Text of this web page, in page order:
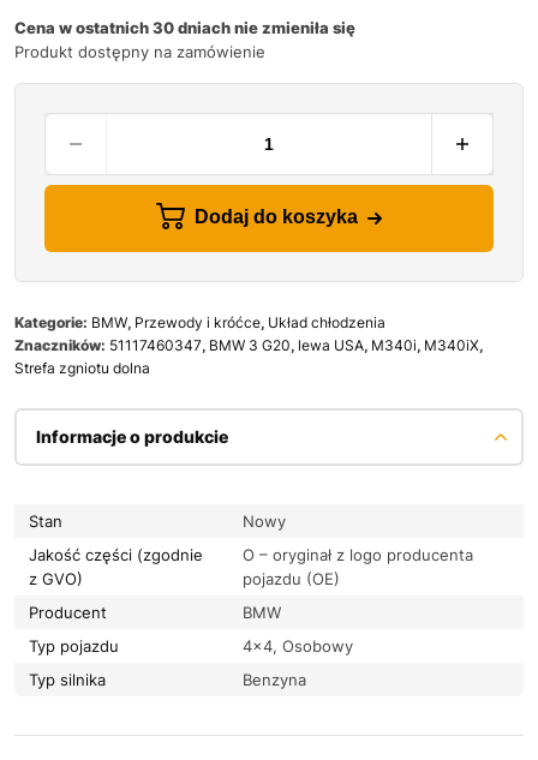
Cena w ostatnich 30 dniach nie zmieniła się
Produkt dostępny na zamówienie
Dodaj do koszyka
Kategorie: BMW, Przewody i króćce, Układ chłodzenia
Znaczników: 51117460347, BMW 3 G20, lewa USA, M340i, M340iX,
Strefa zgniotu dolna
Informacje o produkcie
Stan
Nowy
Jakość części (zgodnie
z GVO)
O – oryginał z logo producenta
pojazdu (OE)
Producent
BMW
Typ pojazdu
4×4, Osobowy
Typ silnika
Benzyna